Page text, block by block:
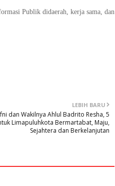
Publik didaerah, kerja sama, dan
LEBIH BARU
dan Wakilnya Ahlul Badrito Resha, 5
Limapuluhkota Bermartabat, Maju,
Sejahtera dan Berkelanjutan